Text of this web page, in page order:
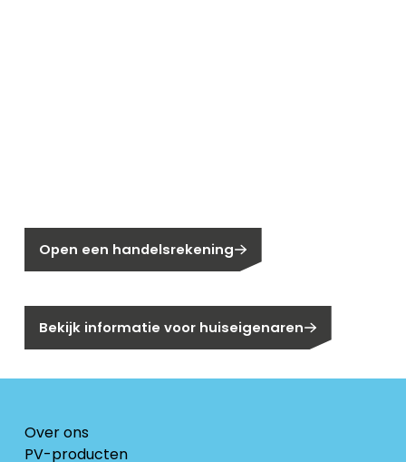
Open een handelsrekening
Bekijk informatie voor huiseigenaren
Over ons
PV-producten